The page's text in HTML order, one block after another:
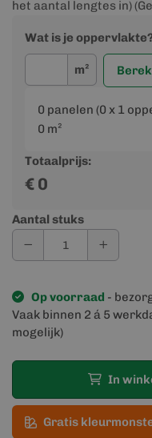
het aantal lengtes in)
Wat is je
m²
0 panelen (0 x 1
0 m²
Totaalprijs:
€ 0
Aantal stuks
Op voorraad -
Vaak binnen 2 á 5
mogelijk)
In
Gratis